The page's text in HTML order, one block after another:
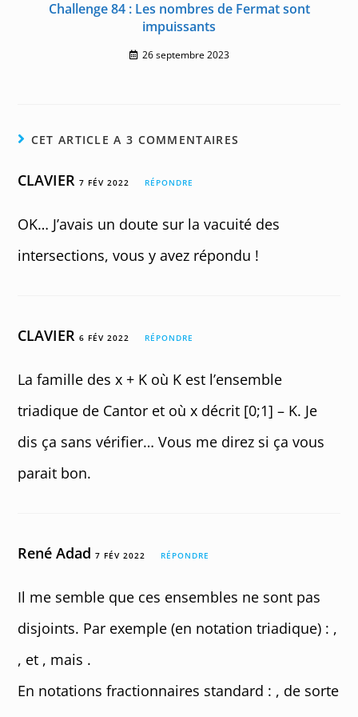
Challenge 84 : Les nombres de Fermat sont
impuissants
26 septembre 2023
CET ARTICLE A 3 COMMENTAIRES
CLAVIER7 FÉV 2022 RÉPONDRE
OK… J’avais un doute sur la vacuité des
intersections, vous y avez répondu !
CLAVIER6 FÉV 2022 RÉPONDRE
La famille des x + K où K est l’ensemble
triadique de Cantor et où x décrit [0;1] – K. Je
dis ça sans vérifier… Vous me direz si ça vous
parait bon.
René Adad7 FÉV 2022 RÉPONDRE
Il me semble que ces ensembles ne sont pas
disjoints. Par exemple (en notation triadique) : ,
, et , mais .
En notations fractionnaires standard : , de sorte